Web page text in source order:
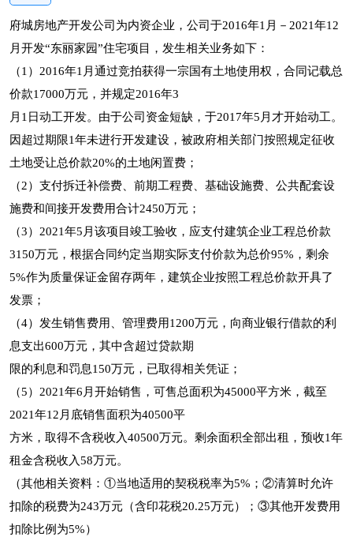
府城房地产开发公司为内资企业，公司于2016年1月－2021年12
月开发“东丽家园”住宅项目，发生相关业务如下：
（1）2016年1月通过竞拍获得一宗国有土地使用权，合同记载总
价款17000万元，并规定2016年3
月1日动工开发。由于公司资金短缺，于2017年5月才开始动工。
因超过期限1年未进行开发建设，被政府相关部门按照规定征收
土地受让总价款20%的土地闲置费；
（2）支付拆迁补偿费、前期工程费、基础设施费、公共配套设
施费和间接开发费用合计2450万元；
（3）2021年5月该项目竣工验收，应支付建筑企业工程总价款
3150万元，根据合同约定当期实际支付价款为总价95%，剩余
5%作为质量保证金留存两年，建筑企业按照工程总价款开具了
发票；
（4）发生销售费用、管理费用1200万元，向商业银行借款的利
息支出600万元，其中含超过贷款期
限的利息和罚息150万元，已取得相关凭证；
（5）2021年6月开始销售，可售总面积为45000平方米，截至
2021年12月底销售面积为40500平
方米，取得不含税收入40500万元。剩余面积全部出租，预收1年
租金含税收入58万元。
（其他相关资料：①当地适用的契税税率为5%；②清算时允许
扣除的税费为243万元（含印花税20.25万元）；③其他开发费用
扣除比例为5%）